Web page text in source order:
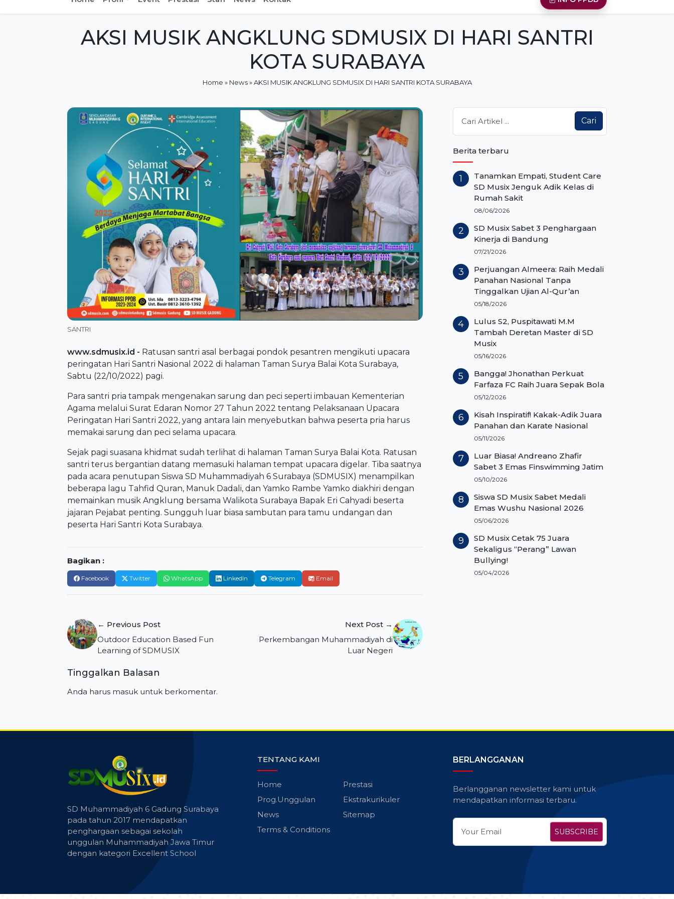
AKSI MUSIK ANGKLUNG SDMUSIX DI HARI SANTRI
KOTA SURABAYA
Home » News»AKSI MUSIK ANGKLUNG SDMUSIX DI HARI SANTRI KOTA SURABAYA
SANTRI
www.sdmusix.id - Ratusan santri asal berbagai pondok pesantren mengikuti upacara
peringatan Hari Santri Nasional 2022 di halaman Taman Surya Balai Kota Surabaya,
Sabtu (22/10/2022) pagi.
Para santri pria tampak mengenakan sarung dan peci seperti imbauan Kementerian
Agama melalui Surat Edaran Nomor 27 Tahun 2022 tentang Pelaksanaan Upacara
Peringatan Hari Santri 2022, yang antara lain menyebutkan bahwa peserta pria harus
memakai sarung dan peci selama upacara.
Sejak pagi suasana khidmat sudah terlihat di halaman Taman Surya Balai Kota. Ratusan
santri terus bergantian datang memasuki halaman tempat upacara digelar. Tiba saatnya
pada acara penutupan Siswa SD Muhammadiyah 6 Surabaya (SDMUSIX) menampilkan
beberapa lagu Tahfid Quran, Manuk Dadali, dan Yamko Rambe Yamko diakhiri dengan
memainkan musik Angklung bersama Walikota Surabaya Bapak Eri Cahyadi beserta
jajaran Pejabat penting. Sungguh luar biasa sambutan para tamu undangan dan
peserta Hari Santri Kota Surabaya.
Bagikan :
Facebook Twitter WhatsApp LinkedIn Telegram Email
Navigasi
pos
← Previous Post
Outdoor Education Based Fun
Learning of SDMUSIX
Next Post →
Perkembangan Muhammadiyah di
Luar Negeri
Tinggalkan Balasan
Anda harus masuk untuk berkomentar.
Cari
Berita terbaru
Tanamkan Empati, Student Care
SD Musix Jenguk Adik Kelas di
Rumah Sakit
08/06/2026
SD Musix Sabet 3 Penghargaan
Kinerja di Bandung
07/21/2026
Perjuangan Almeera: Raih Medali
Panahan Nasional Tanpa
Tinggalkan Ujian Al-Qur’an
05/18/2026
Lulus S2, Puspitawati M.M
Tambah Deretan Master di SD
Musix
05/16/2026
Bangga! Jhonathan Perkuat
Farfaza FC Raih Juara Sepak Bola
05/12/2026
Kisah Inspiratif! Kakak-Adik Juara
Panahan dan Karate Nasional
05/11/2026
Luar Biasa! Andreano Zhafir
Sabet 3 Emas Finswimming Jatim
05/10/2026
Siswa SD Musix Sabet Medali
Emas Wushu Nasional 2026
05/06/2026
SD Musix Cetak 75 Juara
Sekaligus “Perang” Lawan
Bullying!
05/04/2026
SD Muhammadiyah 6 Gadung Surabaya
pada tahun 2017 mendapatkan
penghargaan sebagai sekolah
unggulan Muhammadiyah Jawa Timur
dengan kategori Excellent School
TENTANG KAMI
Home
Prestasi
Prog.Unggulan
Ekstrakurikuler
News
Sitemap
Terms & Conditions
BERLANGGANAN
Berlangganan newsletter kami untuk
mendapatkan informasi terbaru.
SUBSCRIBE